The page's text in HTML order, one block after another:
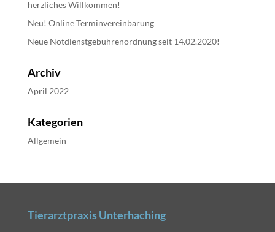
herzliches Willkommen!
Neu! Online Terminvereinbarung
Neue Notdienstgebührenordnung seit 14.02.2020!
Archiv
April 2022
Kategorien
Allgemein
Tierarztpraxis Unterhaching